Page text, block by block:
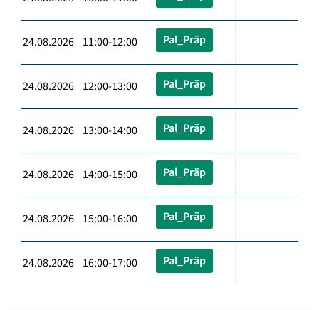
24.08.2026 11:00-12:00 Pal_Präp
24.08.2026 12:00-13:00 Pal_Präp
24.08.2026 13:00-14:00 Pal_Präp
24.08.2026 14:00-15:00 Pal_Präp
24.08.2026 15:00-16:00 Pal_Präp
24.08.2026 16:00-17:00 Pal_Präp